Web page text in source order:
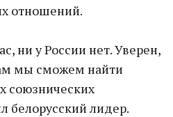
отношений.
ни у России нет. Уверен,
мы сможем найти
союзнических
белорусский лидер.